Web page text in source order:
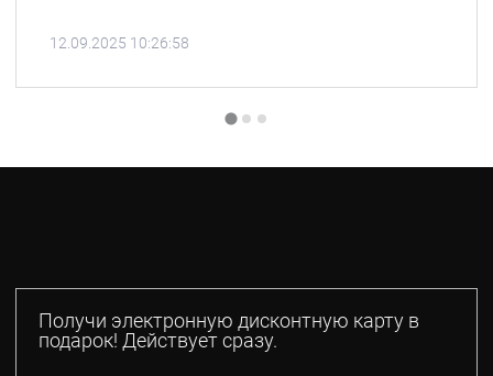
12.09.2025 10:26:58
Получи электронную дисконтную карту в
подарок! Действует сразу.